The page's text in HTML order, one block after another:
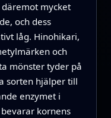
mycket
och dess
låg. Hinohikari,
och
mönster tyder på
sorten hjälper till
enzymet i
kornens